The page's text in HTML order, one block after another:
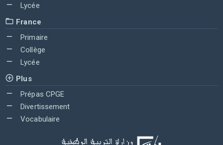
Lycée
France
Primaire
Collège
Lycée
Plus
Prépas CPGE
Divertissement
Vocabulaire